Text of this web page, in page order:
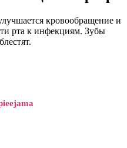
кровообращение и
рта к инфекциям. Зубы